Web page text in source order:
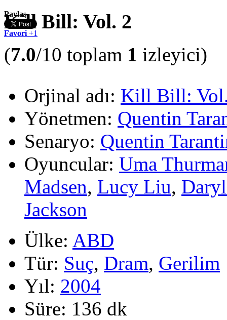
Paylaş
Favori +1
Kill Bill: Vol. 2
(7.0/10 toplam 1 izleyici)
Orjinal adı: Kill Bill:
Yönetmen: Quentin
Senaryo: Quentin
Oyuncular: Uma
Madsen, Lucy Liu,
Jackson
Ülke: ABD
Tür: Suç, Dram, Gerilim
Yıl: 2004
Süre: 136 dk